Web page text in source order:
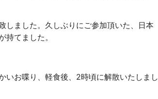
しました。久しぶりにご参加頂いた、日本
てました。
いお喋り、軽食後、2時頃に解散いたしまし